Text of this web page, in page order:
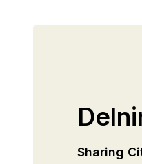
Sharing